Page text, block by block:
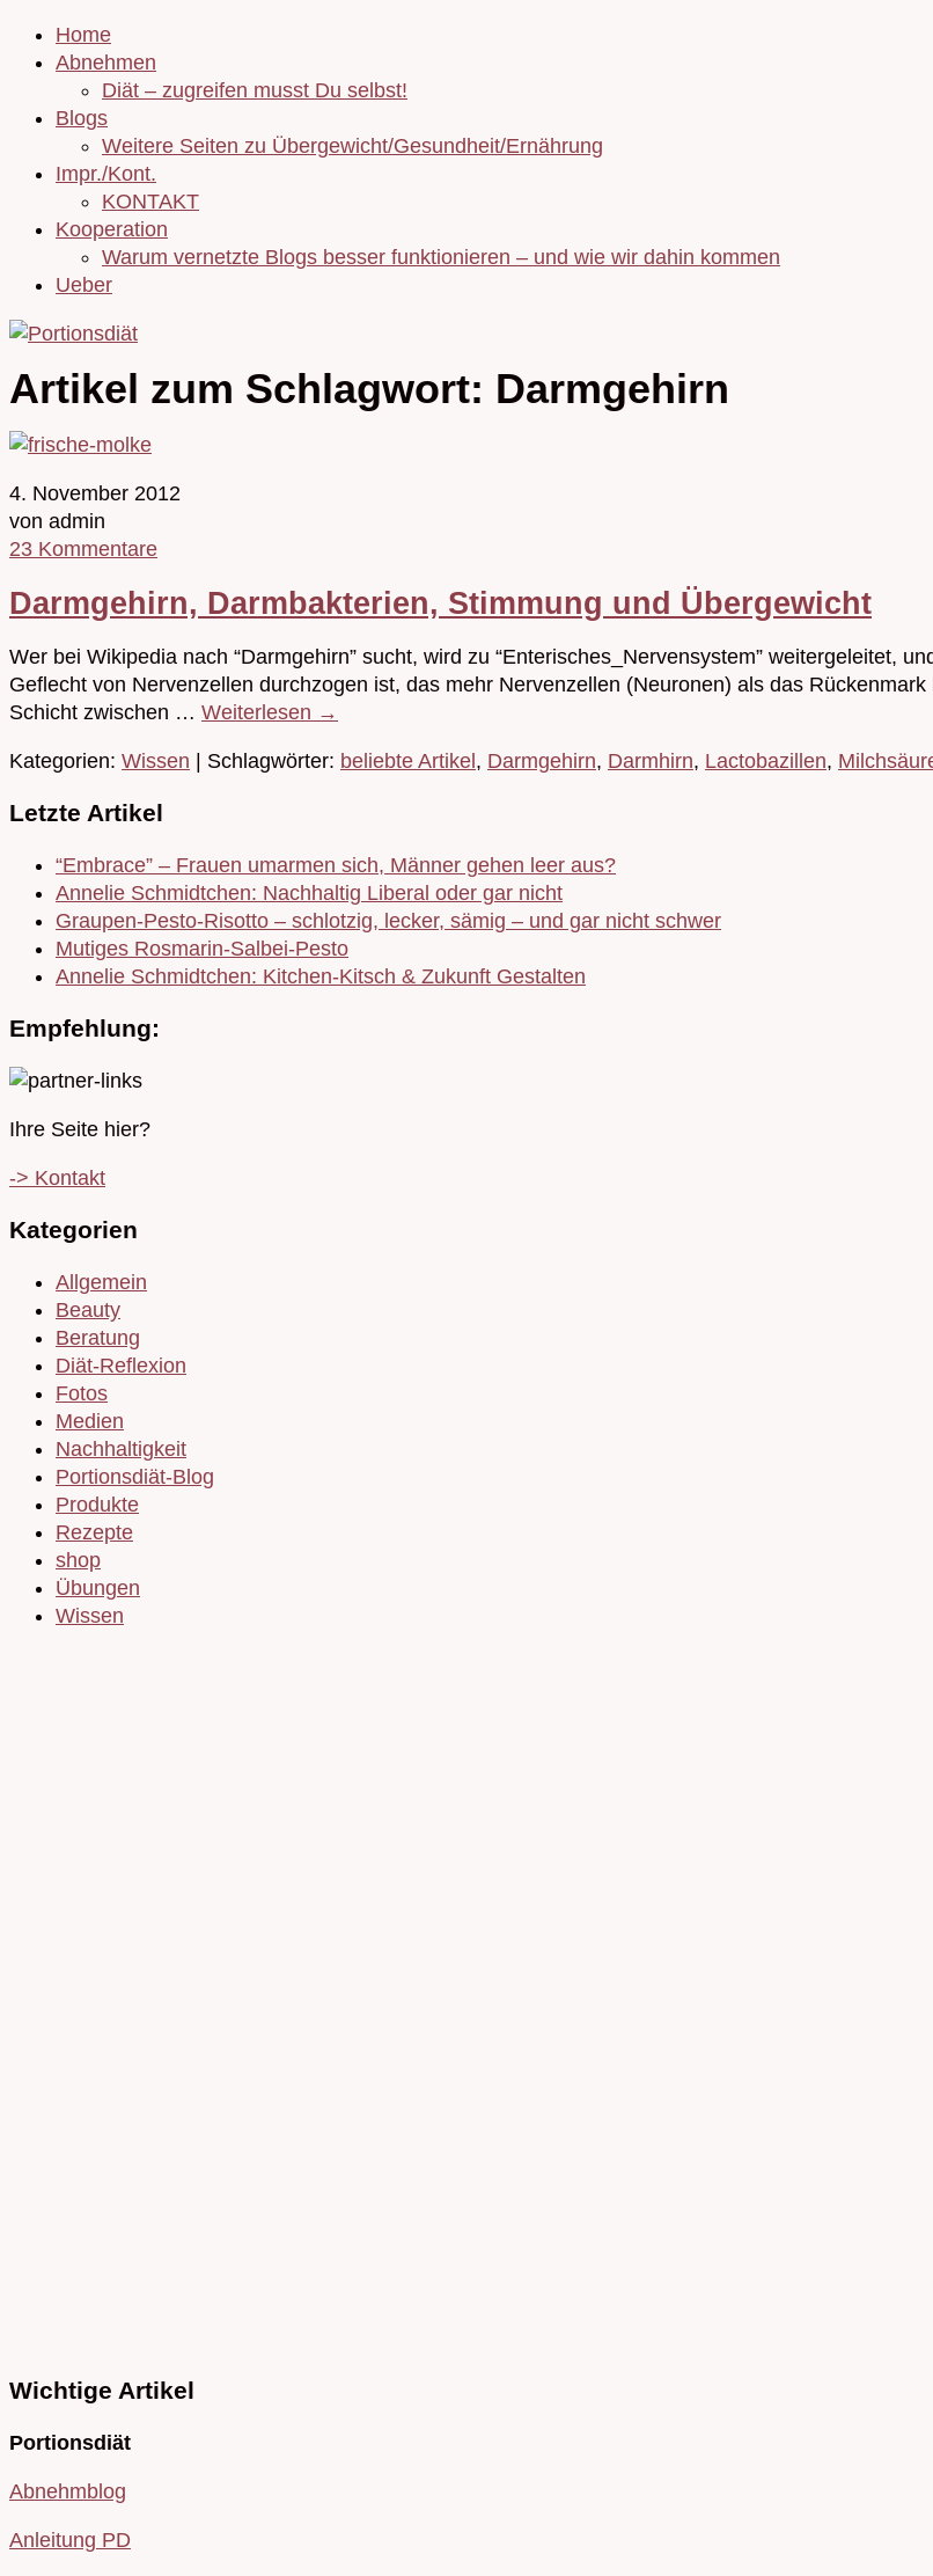
Home
Abnehmen
Diät – zugreifen musst Du selbst!
Blogs
Weitere Seiten zu Übergewicht/Gesundheit/Ernährung
Impr./Kont.
KONTAKT
Kooperation
Warum vernetzte Blogs besser funktionieren – und wie wir dahin kommen
Ueber
Artikel zum Schlagwort: Darmgehirn
4. November 2012
von admin
23 Kommentare
Darmgehirn, Darmbakterien, Stimmung und Übergewicht
Wer bei Wikipedia nach “Darmgehirn” sucht, wird zu “Enterisches_Nervensystem” weitergeleitet,
Geflecht von Nervenzellen durchzogen ist, das mehr Nervenzellen (Neuronen) als das
Schicht zwischen … Weiterlesen →
Kategorien: Wissen | Schlagwörter: beliebte Artikel , Darmgehirn, Darmhirn, Lactobazillen,
Letzte Artikel
“Embrace” – Frauen umarmen sich, Männer gehen leer aus?
Annelie Schmidtchen: Nachhaltig Liberal oder gar nicht
Graupen-Pesto-Risotto – schlotzig, lecker, sämig – und gar nicht schwer
Mutiges Rosmarin-Salbei-Pesto
Annelie Schmidtchen: Kitchen-Kitsch & Zukunft Gestalten
Empfehlung:
Ihre Seite hier?
-> Kontakt
Kategorien
Allgemein
Beauty
Beratung
Diät-Reflexion
Fotos
Medien
Nachhaltigkeit
Portionsdiät-Blog
Produkte
Rezepte
shop
Übungen
Wissen
Wichtige Artikel
Portionsdiät
Abnehmblog
Anleitung PD